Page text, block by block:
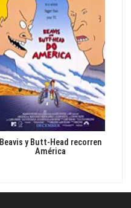
Beavis y Butt-Head recorren
América